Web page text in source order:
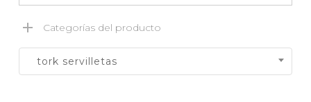
Categorías del producto
tork servilletas